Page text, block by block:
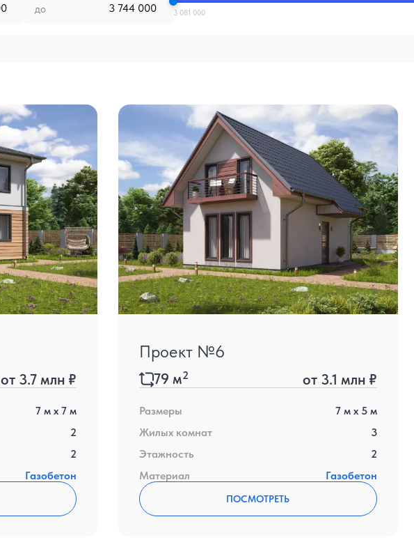
до 3 081 000
от 3.7 млн ₽
7 м x7 м
2
2
Газобетон
Проект №6
79 м2 от 3.1 млн ₽
Размеры 7м x 5м
Жилых комнат
3
Этажность
2
Материал
Газобетон
ПОСМОТРЕТЬ